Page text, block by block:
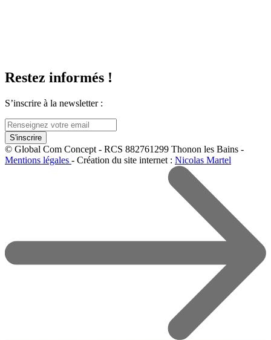
Restez informés !
S’inscrire à la newsletter :
© Global Com Concept - RCS 882761299 Thonon les Bains -
Mentions légales - Création du site internet : Nicolas Martel